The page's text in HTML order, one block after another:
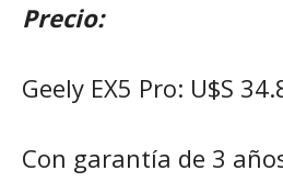
Precio:
Geely EX5 Pro: U$S
Con garantía de 3